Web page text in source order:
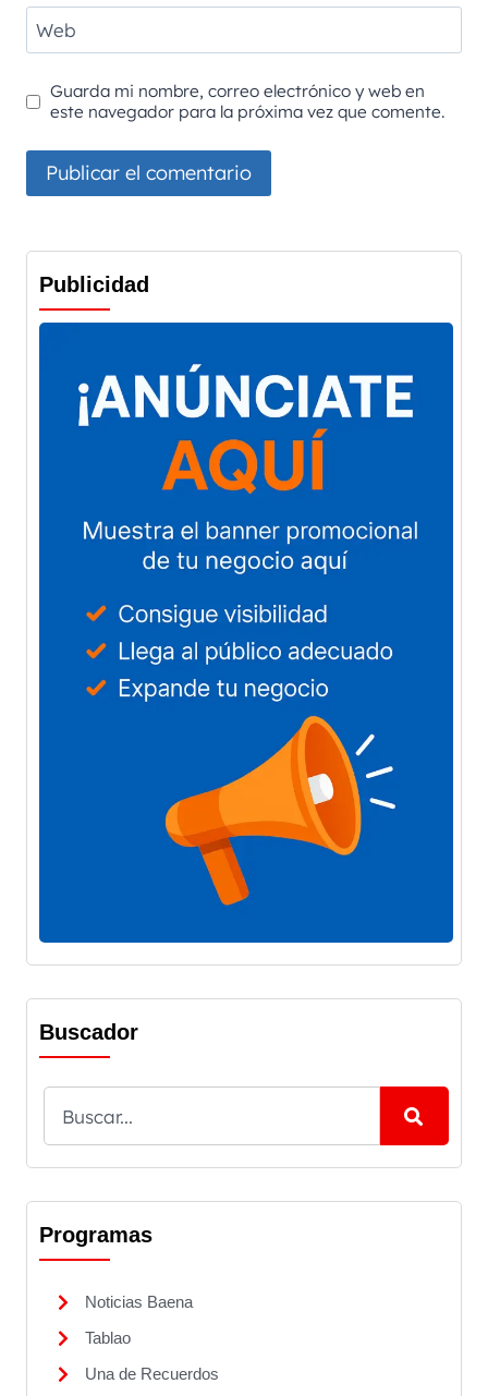
Web
Guarda mi nombre, correo electrónico y web en
este navegador para la próxima vez que comente.
Publicidad
Buscador
Programas
Noticias Baena
Tablao
Una de Recuerdos